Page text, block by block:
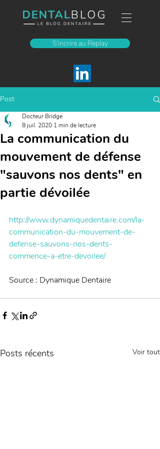
S'incrire au Replay
Post
La communication du
mouvement de défense
"sauvons nos dents" en
partie dévoilée
Docteur Bridge
8 juil. 2020 1 min de lecture
http://www.dynamiquedentaire.com/la-
communication-du-mouvement-de-
defense-sauvons-nos-dents-
commence-a-etre-devoilee/
Source : Dynamique Dentaire
Posts récents Voir tout